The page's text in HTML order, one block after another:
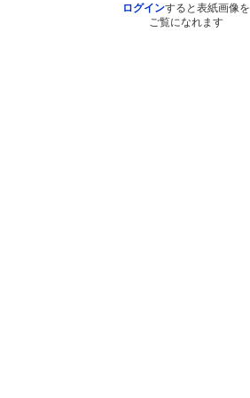
ログインすると表紙画像を
ご覧になれます